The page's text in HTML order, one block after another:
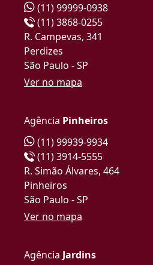
(11) 99999-0938
(11) 3868-0255
R. Campevas, 341
Perdizes
São Paulo - SP
Ver no mapa
Agência Pinheiros
(11) 99939-9934
(11) 3914-5555
R. Simão Álvares, 464
Pinheiros
São Paulo - SP
Ver no mapa
Agência Jardins